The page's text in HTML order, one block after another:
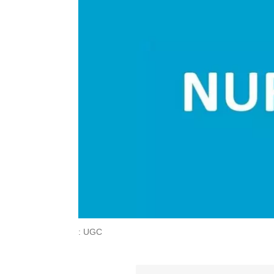
: UGC